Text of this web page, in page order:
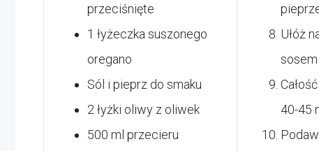
przeciśnięte
1 łyżeczka suszonego
oregano
Sól i pieprz do smaku
2 łyżki oliwy z oliwek
500 ml przecieru
Ułóż
40-45